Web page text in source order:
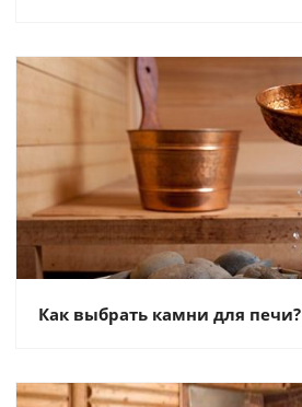
Как выбрать камни для печи?